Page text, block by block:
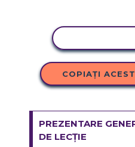
COPIAȚI
PREZENTARE
DE LECȚIE